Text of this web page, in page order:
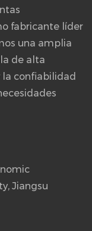
fabricante líder
una amplia
de alta
la confiabilidad
Jiangsu